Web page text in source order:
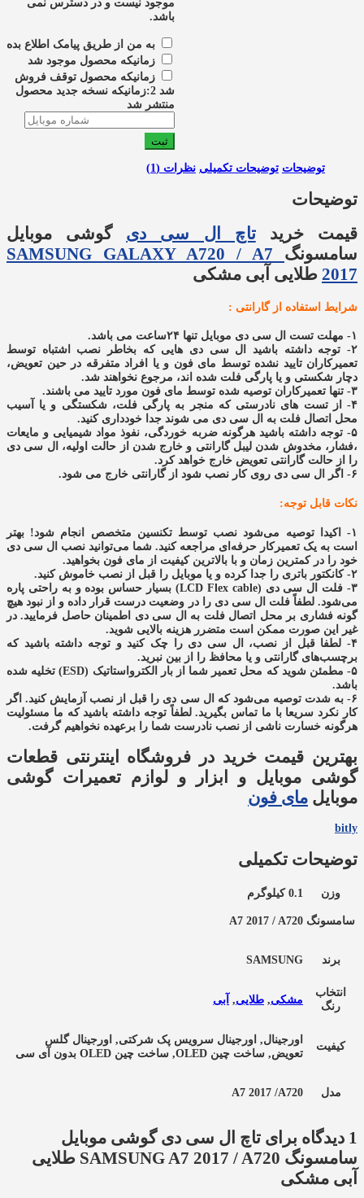
موجود نیست و در دسترس نمی
باشد.
به من از طریق پیامک اطلاع بده
زمانیکه محصول موجود شد
زمانیکه محصول توقف فروش
شد 2:زمانیکه نسخه جدید محصول
منتشر شد
ثبت
توضیحات توضیحات تکمیلی نظرات (1)
توضیحات
قیمت خریدتاچ ال سی دی گوشی موبایل
سامسونگ
SAMSUNG GALAXY A720 / A7
2017 طلایی آبی مشکی
شرایط استفاده از گارانتی :
۱- مهلت تست ال سی دی موبایل تنها ۲۴ساعت می باشد.
۲- توجه داشته باشید ال سی دی هایی که بخاطر نصب اشتباه توسط
تعمیرکاران تایید نشده توسط مای فون و یا افراد متفرقه در حین تعویض،
دچار شکستی و یا پارگی فلت شده اند، مرجوع نخواهند شد.
۳- تنها تعمیرکاران توصیه شده توسط مای فون مورد تایید می باشند.
۴- از تست های نادرستی که منجر به پارگی فلت، شکستگی و یا آسیب
محل اتصال فلت به ال سی دی می شوند جدا خودداری کنید.
۵- توجه داشته باشید هرگونه ضربه خوردگی، نفوذ مواد شیمیایی و مایعات
،فشار، مخدوش شدن لیبل گارانتی و خارج شدن از حالت اولیه، ال سی دی
را از حالت گارانتی تعویض خارج خواهد کرد.
۶- اگر ال سی دی روی کار نصب شود از گارانتی خارج می شود
.
نکات قابل توجه:
۱- اکیدا توصیه می‌شود نصب توسط تکنسین متخصص انجام شود! بهتر
است به یک تعمیرکار حرفه‌ای مراجعه کنید. شما می‌توانید نصب ال سی دی
خود را در کمترین زمان و با بالاترین کیفیت از مای فون بخواهید.
۲- کانکتور باتری را جدا کرده و یا موبایل را قبل از نصب خاموش کنید.
۳- فلت ال سی دی (LCD Flex cable) بسیار حساس بوده و به راحتی پاره
می‌شود. لطفاً فلت ال سی دی را در وضعیت درست قرار داده و از نبود هیچ
گونه فشاری بر محل اتصال فلت به ال سی دی اطمینان حاصل فرمایید. در
غیر این صورت ممکن است متضرر هزینه بالایی شوید.
۴- لطفا قبل از نصب، ال سی دی را چک کنید و توجه داشته باشید که
برچسب‌های گارانتی و یا محافظ را از بین نبرید.
۵- مطمئن شوید که محل تعمیر شما از بار الکترواستاتیک (ESD) تخلیه شده
باشد.
۶- به شدت توصیه می‌شود که ال سی دی را قبل از نصب آزمایش کنید. اگر
کار نکرد سریعا با ما تماس بگیرید. لطفاً توجه داشته باشید که ما مسئولیت
هرگونه خسارت ناشی از نصب نادرست شما را برعهده نخواهیم گرفت.
بهترین قیمت خرید در فروشگاه اینترنتی قطعات
گوشی موبایل و ابزار و لوازم تعمیرات گوشی
موبایل مای فون
bitly
توضیحات تکمیلی
وزن 0.1 کیلوگرم
سامسونگ A7 2017 / A720
برند SAMSUNG
انتخاب
رنگ
مشکی, طلایی, آبی
کیفیت
اورجینال, اورجینال سرویس پک شرکتی, اورجینال گلس
تعویض, ساخت چین OLED, ساخت چین OLED بدون آی سی
مدل A7 2017 /A720
1 دیدگاه برای
تاچ ال سی دی گوشی موبایل
سامسونگ SAMSUNG A7 2017 / A720 طلایی
آبی مشکی